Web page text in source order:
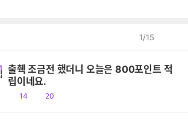
1/15
출췍 조금전 했더니 오늘은 800포인트 적
립이네요.
공
14
댓
20